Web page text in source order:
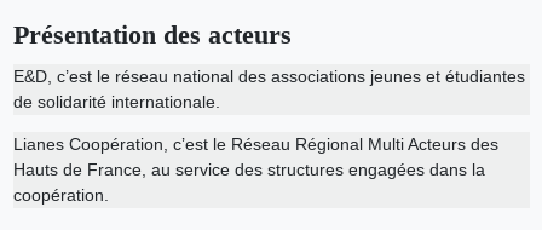
Présentation des acteurs
E&D, c’est le réseau national des associations jeunes et étudiantes
de solidarité internationale.
Lianes Coopération, c’est le Réseau Régional Multi Acteurs des
Hauts de France, au service des structures engagées dans la
coopération.